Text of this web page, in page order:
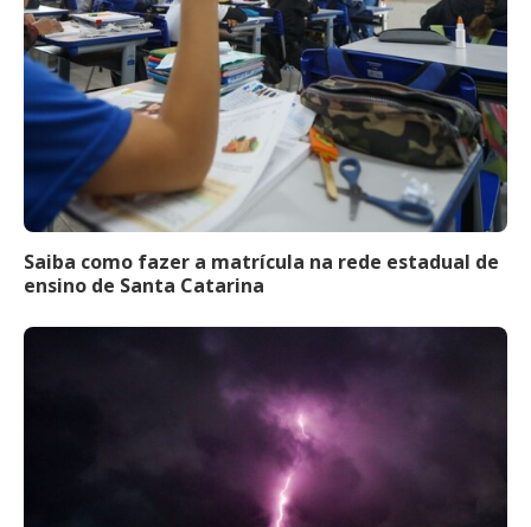
Saiba como fazer a matrícula na rede estadual de
ensino de Santa Catarina